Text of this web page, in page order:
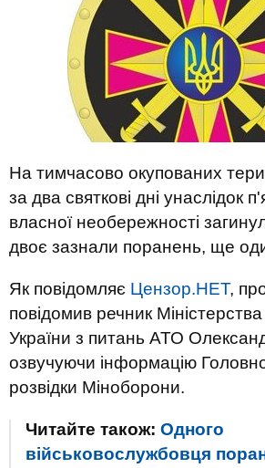
На тимчасово окупованих
за два святкові дні унаслідок
власної необережності
двоє зазнали поранень, ще
Як повідомляє Цензор.НЕТ,
повідомив речник
України з питань АТО
озвучуючи інформацію
розвідки Міноборони.
Читайте також: Одного
військовослужбовця